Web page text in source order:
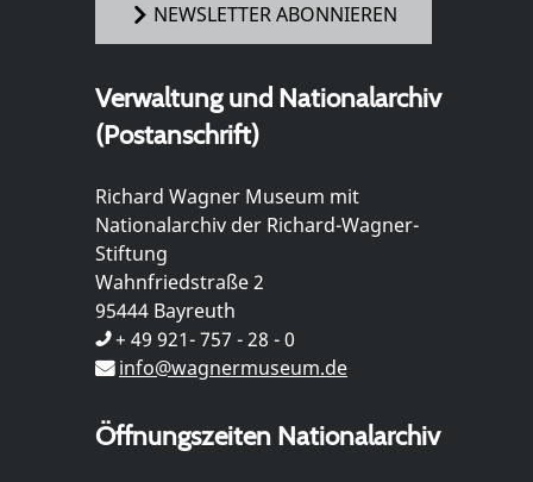
NEWSLETTER ABONNIEREN
Verwaltung und Nationalarchiv
(Postanschrift)
Richard Wagner Museum mit
Nationalarchiv der Richard-Wagner-
Stiftung
Wahnfriedstraße 2
95444 Bayreuth
+ 49 921- 757 - 28 - 0
info@wagnermuseum.de
Öffnungszeiten Nationalarchiv